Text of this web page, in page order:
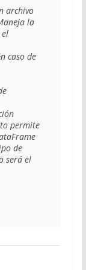
archivo
la
caso de
permite
de
será el